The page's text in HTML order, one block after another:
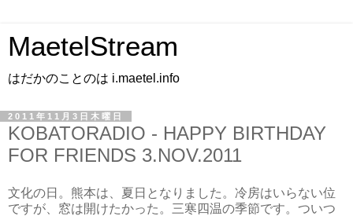
MaetelStream
はだかのことのは i.maetel.info
2011年11月3日木曜日
KOBATORADIO - HAPPY BIRTHDAY
FOR FRIENDS 3.NOV.2011
文化の日。熊本は、夏日となりました。冷房はいらない位
ですが、窓は開けたかった。三寒四温の季節です。ついつ